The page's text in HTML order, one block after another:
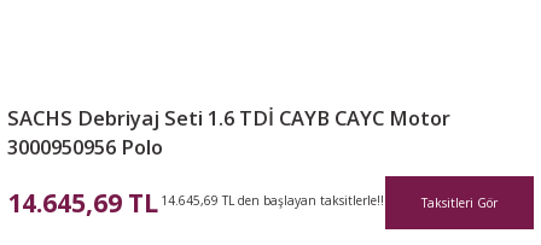
SACHS Debriyaj Seti 1.6 TDİ CAYB CAYC Motor
3000950956 Polo
14.645,69 TL 14.645,69 TL den başlayan taksitlerle!! Taksitleri Gör